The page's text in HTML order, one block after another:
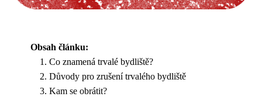
Obsah článku:
Co znamená trvalé bydliště?
Důvody pro zrušení trvalého bydliště
Kam se obrátit?